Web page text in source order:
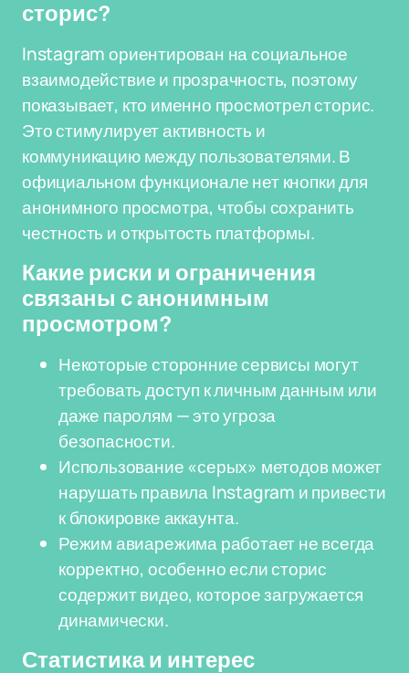
сторис?
Instagram ориентирован на социальное
взаимодействие и прозрачность, поэтому
показывает, кто именно просмотрел сторис.
Это стимулирует активность и
коммуникацию между пользователями. В
официальном функционале нет кнопки для
анонимного просмотра, чтобы сохранить
честность и открытость платформы.
Какие риски и ограничения
связаны с анонимным
просмотром?
Некоторые сторонние сервисы могут
требовать доступ к личным данным или
даже паролям — это угроза
безопасности.
Использование «серых» методов может
нарушать правила Instagram и привести
к блокировке аккаунта.
Режим авиарежима работает не всегда
корректно, особенно если сторис
содержит видео, которое загружается
динамически.
Статистика и интерес